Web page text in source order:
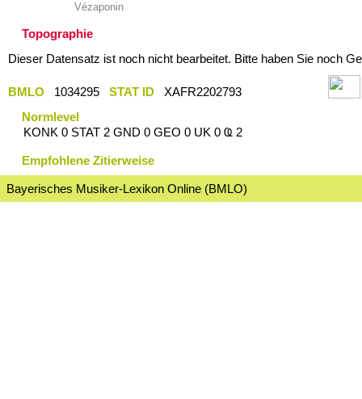
Vézaponin
Topographie
Dieser Datensatz ist noch nicht bearbeitet. Bitte haben Sie noch
BMLO 1034295 STAT ID
XAFR2202793
Normlevel
KONK 0 STAT 2 GND 0 GEO 0 UK 0 Ҩ 2
Empfohlene Zitierweise
Bayerisches Musiker-Lexikon Online (BMLO)